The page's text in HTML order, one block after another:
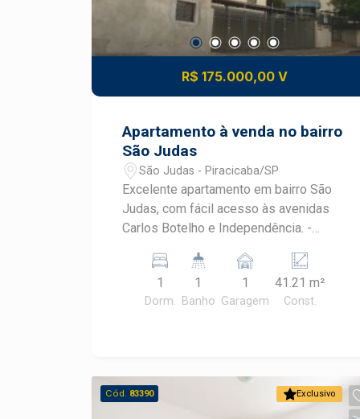
R$ 175.000,00 V
Apartamento à venda no bairro
São Judas
São Judas - Piracicaba/SP
Excelente apartamento em bairro São
Judas, com fácil acesso às avenidas
Carlos Botelho e Independência. -
armário; - Cozinha planejada; - 1 vaga
de garagem.
1
Dorm.
1
Banho
1
Garagem
41.21 m²
Const.
Exclusivo
Cód. 83390